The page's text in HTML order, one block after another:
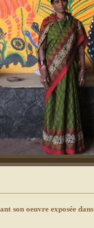
son oeuvre exposée dans